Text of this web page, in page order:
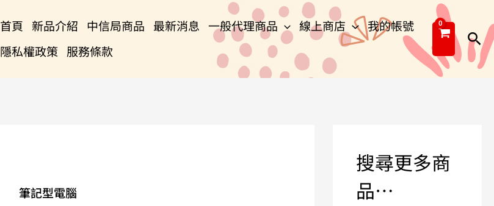
首頁 新品介紹 中信局商品 最新消息 一般代理商品 線上商店
我的帳號
隱私權政策 服務條款
搜
尋
筆記型電腦
搜尋更多商
品…
尋